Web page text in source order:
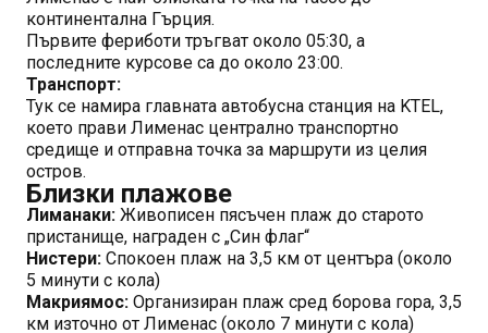
континентална Гърция.
Първите фериботи тръгват около 05:30, а
последните курсове са до около 23:00.
Транспорт:
Тук се намира главната автобусна станция на KTEL,
което прави Лименас централно транспортно
средище и отправна точка за маршрути из целия
остров.
Близки плажове
Лиманаки: Живописен пясъчен плаж до старото
пристанище, награден с „Син флаг“
Нистери: Спокоен плаж на 3,5 км от центъра (около
5 минути с кола)
Макриямос: Организиран плаж сред борова гора, 3,5
км източно от Лименас (около 7 минути с кола)